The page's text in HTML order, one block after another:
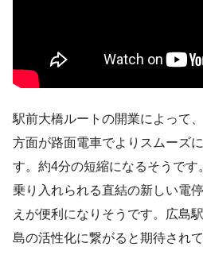
駅前大橋ルートの開業によって
方面が路面電車でよりスムーズ
す。約4分の短縮になるそうで
乗り入れられる直結の新しい電
えが便利になりそうです。広島
島の活性化に繋がると期待されて